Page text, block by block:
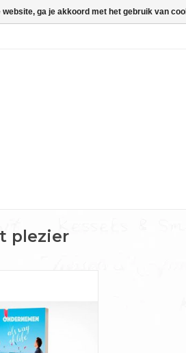
plezier
kunt maken van je
leven. Hij deelt
ervaringen en
stelt vragen en
website, ga je akkoord met het gebruik van